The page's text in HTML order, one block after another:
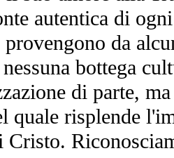
autentica di
provengono da
bottega
di parte,
quale risplende
Cristo.